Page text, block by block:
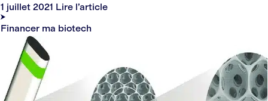
1 juillet 2021 Lire l’article
Financer ma biotech